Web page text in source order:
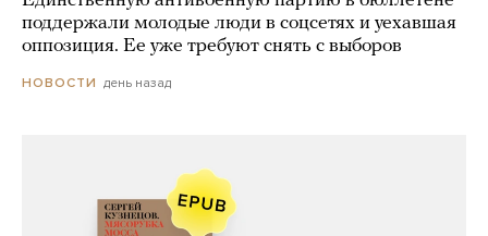
поддержали молодые люди в соцсетях и уехавшая
оппозиция. Ее уже требуют снять с выборов
НОВОСТИ день назад